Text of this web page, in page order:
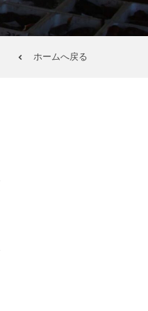
ホームへ戻る